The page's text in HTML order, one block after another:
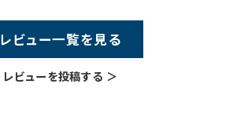
レビュー一覧を見る
レビューを投稿する ＞